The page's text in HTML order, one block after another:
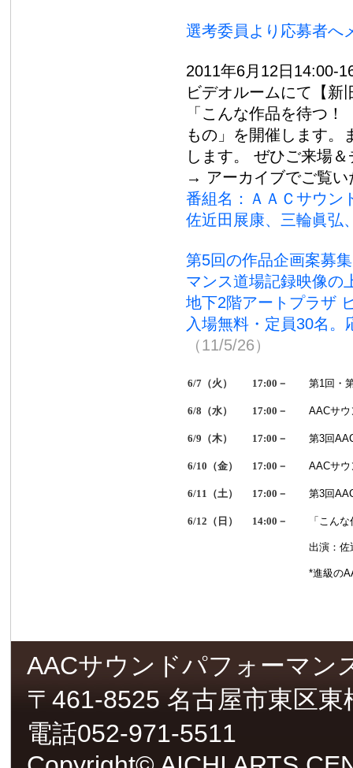
選考委員より応募者へ
2011年6月12日14:00-
ビデオルームにて【新
「こんな作品を待つ
もの」を開催します。
します。 ぜひご来場
→ アーカイブでご覧い
番組名：ＡＡＣサウン
佐近田展康、三輪眞弘
第5回の作品企画案募
マンス道場記録映像の
地下2階アートプラザ
入場無料・定員30名
（11/5/26）
6/7（火） 17:00－ 第1回・
6/8（水） 17:00－ AACサウ
6/9（木） 17:00－ 第3回
6/10（金） 17:00－ AACサウ
6/11（土） 17:00－ 第3回
6/12（日） 14:00－ 「こん
出演：佐
*進級の
AACサウンドパフォーマン
〒461-8525 名古屋市東区
電話052-971-5511